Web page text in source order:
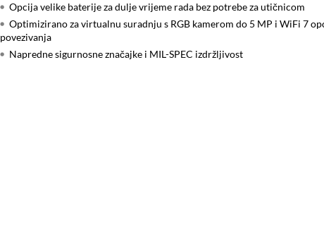
Opcija velike baterije za dulje vrijeme rada bez potrebe za utičnicom
Optimizirano za virtualnu suradnju s RGB kamerom do 5 MP i WiFi 7
povezivanja
Napredne sigurnosne značajke i MIL-SPEC izdržljivost